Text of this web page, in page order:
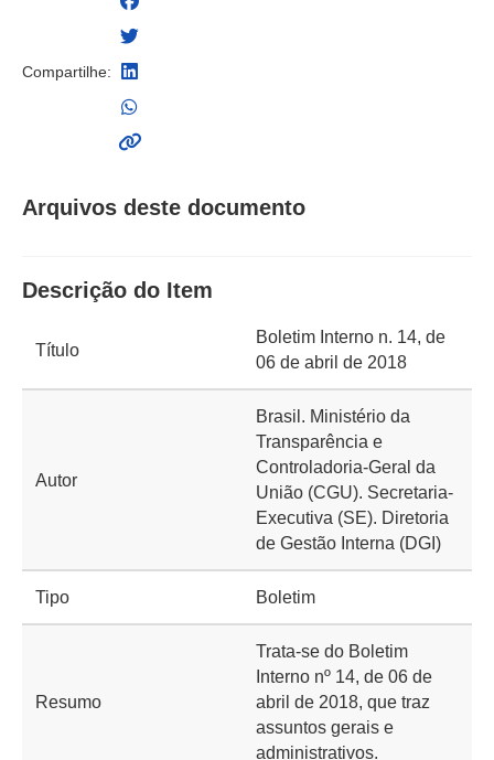
Compartilhe:
Arquivos deste documento
Descrição do Item
Título
Boletim Interno n. 14, de
06 de abril de 2018
Autor
Brasil. Ministério da
Transparência e
Controladoria-Geral da
União (CGU). Secretaria-
Executiva (SE). Diretoria
de Gestão Interna (DGI)
Tipo Boletim
Resumo
Trata-se do Boletim
Interno nº 14, de 06 de
abril de 2018, que traz
assuntos gerais e
administrativos.